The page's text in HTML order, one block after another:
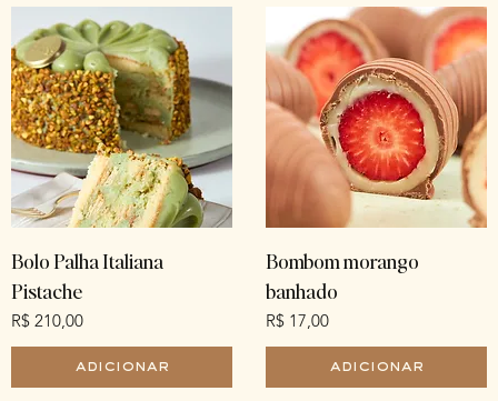
Bolo Palha Italiana
Pistache
Preço
R$ 210,00
adicionar
Bombom morango
banhado
Preço
R$ 17,00
adicionar